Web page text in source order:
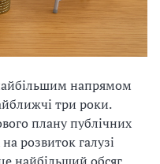
напрямом
три роки.
плану публічних
розвиток галузі